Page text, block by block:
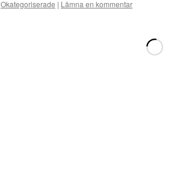
Okategoriserade | Lämna en kommentar